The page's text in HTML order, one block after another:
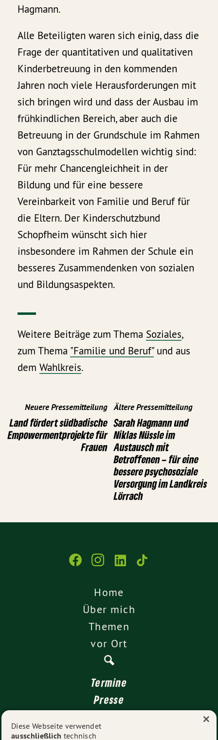
Hagmann.
Alle Beteiligten waren sich einig, dass die
Frage der quantitativen und qualitativen
Kinderbetreuung in den kommenden
Jahren noch viele Herausforderungen mit
sich bringen wird und dass der Ausbau im
frühkindlichen Bereich, aber auch die
Betreuung in der Grundschule im Rahmen
von Ganztagsschulmodellen wichtig sind:
Für mehr Chancengleichheit in der
Bildung und für eine bessere
Vereinbarkeit von Familie und Beruf für
die Eltern. Der Kinderschutzbund
Schopfheim wünscht sich hier
insbesondere im Rahmen der Schule ein
besseres Zusammendenken von sozialen
und Bildungsaspekten.
Weitere Beiträge zum Thema Soziales,
zum Thema "Familie und Beruf"und aus
demWahlkreis.
Neuere Pressemitteilung
Land fördert südbadische
Empowermentprojekte für
Frauen
Ältere Pressemitteilung
Sarah Hagmann und
Niklas Nüssle im
Austausch mit
Betroffenen – für eine
bessere psychosoziale
Versorgung im Landkreis
Lörrach
Home
Über mich
Themen
vor Ort
Termine
Presse
Diese Webseite verwendet
ausschließlich technisch
×